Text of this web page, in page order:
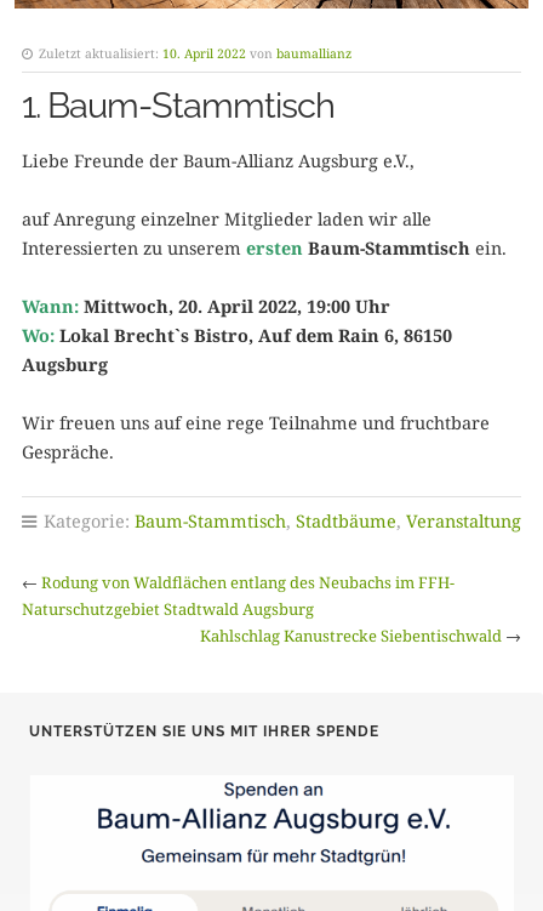
Zuletzt aktualisiert: 10. April 2022 von baumallianz
1. Baum-Stammtisch
Liebe Freunde der Baum-Allianz Augsburg e.V.,
auf Anregung einzelner Mitglieder laden wir alle
Interessierten zu unserem ersten Baum-Stammtisch ein.
Wann:Mittwoch, 20. April 2022, 19:00 Uhr
Wo:Lokal Brecht`s Bistro, Auf dem Rain 6, 86150
Augsburg
Wir freuen uns auf eine rege Teilnahme und fruchtbare
Gespräche.
Kategorie: Baum-Stammtisch, Stadtbäume, Veranstaltung
← Rodung von Waldflächen entlang des Neubachs im FFH-
Naturschutzgebiet Stadtwald Augsburg
Kahlschlag Kanustrecke Siebentischwald →
UNTERSTÜTZEN SIE UNS MIT IHRER SPENDE